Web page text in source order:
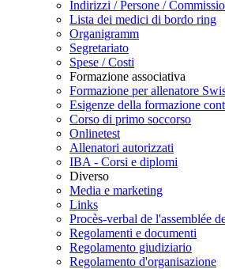
Indirizzi / Persone /
Lista dei medici di bordo ring
Organigramm
Segretariato
Spese / Costi
Formazione associativa
Formazione per allenatore
Esigenze della formazione
Corso di primo soccorso
Onlinetest
Allenatori autorizzati
IBA - Corsi e diplomi
Diverso
Media e marketing
Links
Procès-verbal de l'assemblée
Regolamenti e documenti
Regolamento giudiziario
Regolamento d'organisazione